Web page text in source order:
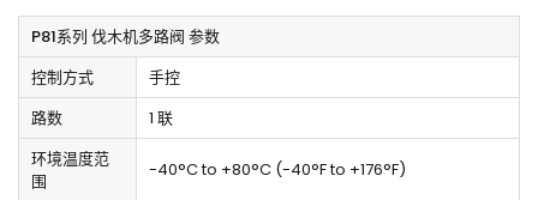
P81系列 伐木机多路阀 参数
控制方式
手控
路数
1 联
环境温度范
围
-40°C to +80°C (-40°F to +176°F)